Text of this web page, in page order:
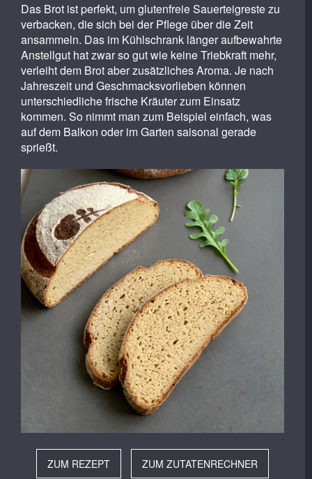
Das Brot ist perfekt, um glutenfreie Sauerteigreste zu
verbacken, die sich bei der Pflege über die Zeit
ansammeln. Das im Kühlschrank länger aufbewahrte
Anstellgut hat zwar so gut wie keine Triebkraft mehr,
verleiht dem Brot aber zusätzliches Aroma. Je nach
Jahreszeit und Geschmacksvorlieben können
unterschiedliche frische Kräuter zum Einsatz
kommen. So nimmt man zum Beispiel einfach, was
auf dem Balkon oder im Garten saisonal gerade
sprießt.
ZUM REZEPT ZUM ZUTATENRECHNER